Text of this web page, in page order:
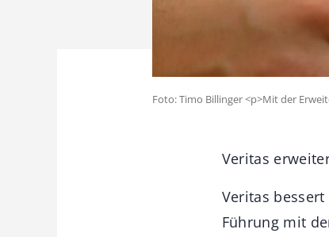
Foto: Timo Billinger <p>Mit der
Veritas
Veritas
Führung mit